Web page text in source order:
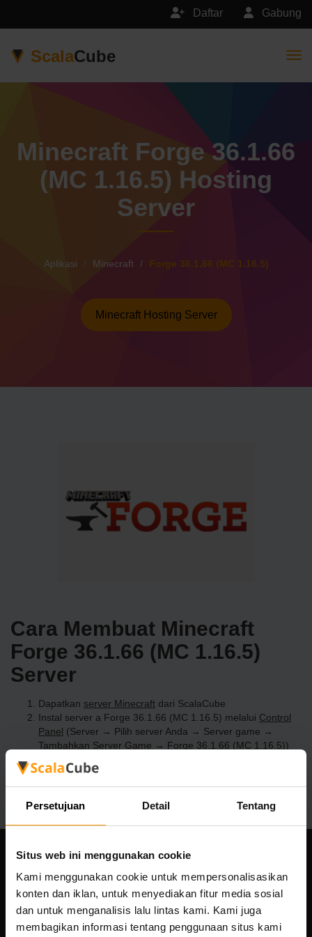
Persetujuan Detail Tentang
Situs web ini menggunakan cookie
Kami menggunakan cookie untuk mempersonalisasikan
konten dan iklan, untuk menyediakan fitur media sosial
dan untuk menganalisis lalu lintas kami. Kami juga
membagikan informasi tentang penggunaan situs kami
Gabung
Daftar
ScalaCube
Minecraft Forge 36.1.66
(MC 1.16.5) Hosting
Server
Aplikasi Minecraft Forge 36.1.66 (MC 1.16.5)
Minecraft Hosting Server
Cara Membuat Minecraft
Forge 36.1.66 (MC 1.16.5)
Server
Dapatkan server Minecraft dari ScalaCube
Instal server a Forge 36.1.66 (MC 1.16.5) melalui Control
Panel (Server → Pilih server Anda → Server game →
Tambahkan Server Game → Forge 36.1.66 (MC 1.16.5))
Selamat bermain di server!
Perusahaan kami
Scalable Hosting Solutions OÜ